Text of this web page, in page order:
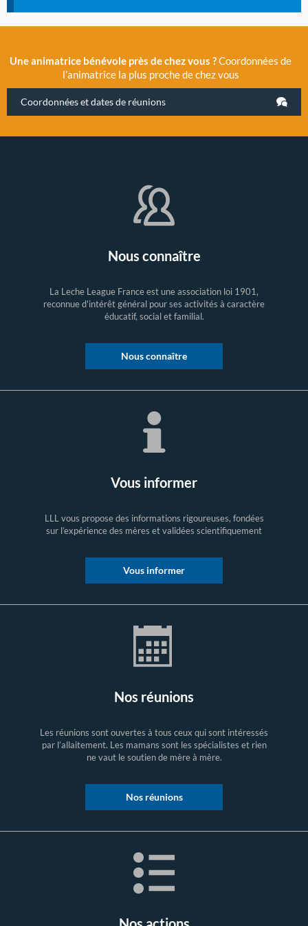
Une animatrice bénévole près de chez vous ?Coordonnées de
l’animatrice la plus proche de chez vous
Coordonnées et dates de réunions
Nous connaître
La Leche League France est une association loi 1901,
reconnue d'intérêt général pour ses activités à caractère
éducatif, social et familial.
Nous connaître
Vous informer
LLL vous propose des informations rigoureuses, fondées
sur l’expérience des mères et validées scientifiquement
Vous informer
Nos réunions
Les réunions sont ouvertes à tous ceux qui sont intéressés
par l’allaitement. Les mamans sont les spécialistes et rien
ne vaut le soutien de mère à mère.
Nos réunions